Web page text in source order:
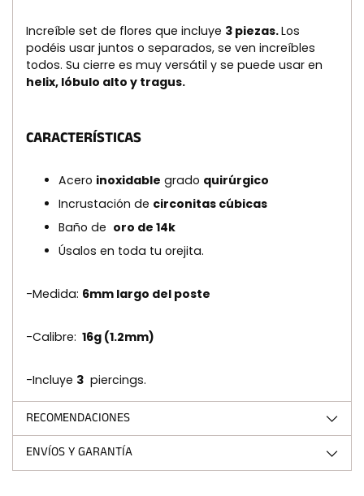
Increíble set de flores que incluye 3 piezas.Los
podéis usar juntos o separados, se ven increíbles
todos. Su cierre es muy versátil y se puede usar en
helix, lóbulo alto y tragus.
CARACTERÍSTICAS
Acero inoxidable grado quirúrgico
Incrustación de circonitas cúbicas
Baño de oro de 14k
Úsalos en toda tu orejita.
-Medida: 6mm largo del poste
-Calibre: 16g (1.2mm)
-Incluye 3 piercings.
RECOMENDACIONES
ENVÍOS Y GARANTÍA